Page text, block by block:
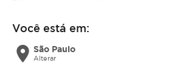
Você está em:
location_on São Paulo
Alterar